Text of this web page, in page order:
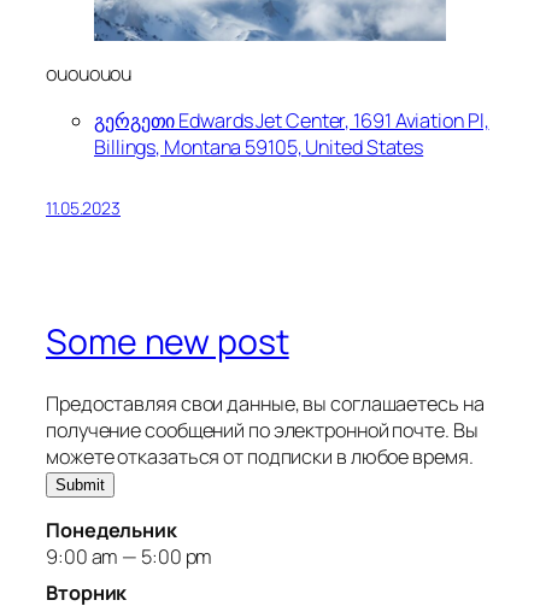
ouououou
გერგეთი Edwards Jet Center, 1691 Aviation Pl,
Billings, Montana 59105, United States
11.05.2023
Some new post
Предоставляя свои данные, вы соглашаетесь на
получение сообщений по электронной почте. Вы
можете отказаться от подписки в любое время.
Submit
Понедельник
9:00 am — 5:00 pm
Вторник